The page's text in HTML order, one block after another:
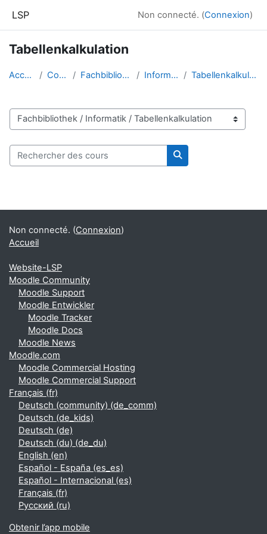
LSP Non connecté. (Connexion)
Tabellenkalkulation
Accueil Cours Fachbibliothek Informatik Tabellenkalkulation
Catégories de cours
Rechercher des cours
Rechercher des
Blocs supplémentaires
Non connecté. (Connexion)
Accueil
Website-LSP
Moodle Community
Moodle Support
Moodle Entwickler
Moodle Tracker
Moodle Docs
Moodle News
Moodle.com
Moodle Commercial Hosting
Moodle Commercial Support
Français ‎(fr)‎
Deutsch (community) ‎(de_comm)‎
Deutsch ‎(de_kids)‎
Deutsch ‎(de)‎
Deutsch (du) ‎(de_du)‎
English ‎(en)‎
Español - España ‎(es_es)‎
Español - Internacional ‎(es)‎
Français ‎(fr)‎
Русский ‎(ru)‎
Obtenir l’app mobile